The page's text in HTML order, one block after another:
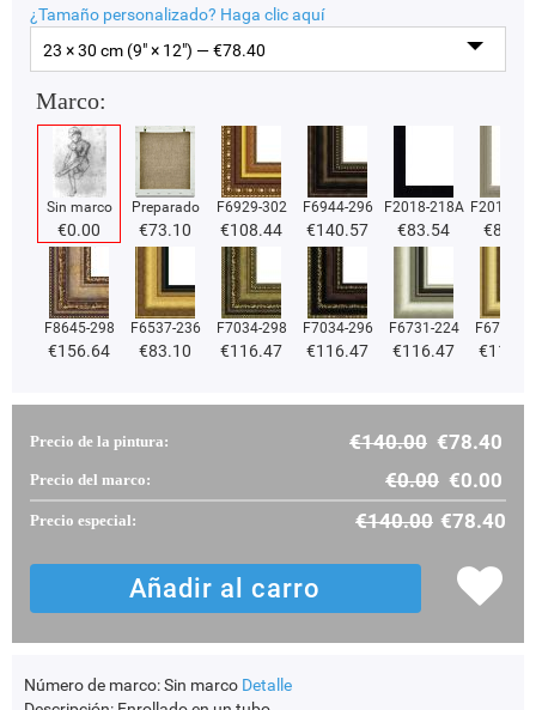
¿Tamaño personalizado? Haga clic aquí
23 × 30 cm (9" × 12") — €78.40
Marco:
Sin marco
€0.00
Preparado
€73.10
F6929-302
€108.44
F6944-296
€140.57
F2018-218A
€83.54
F2018-
€83.54
F8645-298
€156.64
F6537-236
€83.10
F7034-298
€116.47
F7034-296
€116.47
F6731-224
€116.47
F6731-
€
Precio de la pintura: €140.00 €78.40
Precio del marco: €0.00 €0.00
Precio especial: €140.00 €78.40
Número de marco:Sin marco Detalle